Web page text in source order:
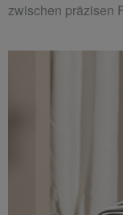
zwischen präzisen